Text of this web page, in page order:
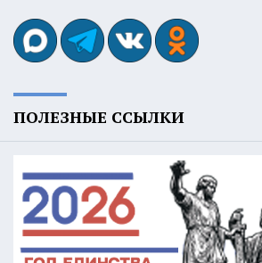
ПОЛЕЗНЫЕ ССЫЛКИ